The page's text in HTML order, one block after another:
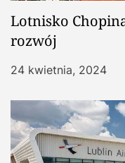
Lotnisko
rozwój
24 kwietnia, 2024